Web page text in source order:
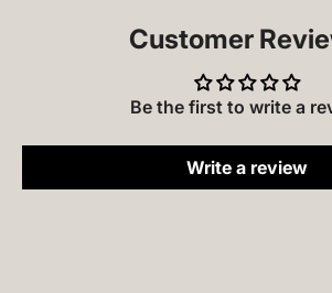
Customer
Be the first to write a
Write a review